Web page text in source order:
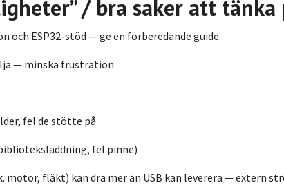
/ bra saker att tänka
ESP32-stöd — ge en förberedande guide
— minska frustration
fel de stötte på
fel pinne)
fläkt) kan dra mer än USB kan leverera — extern